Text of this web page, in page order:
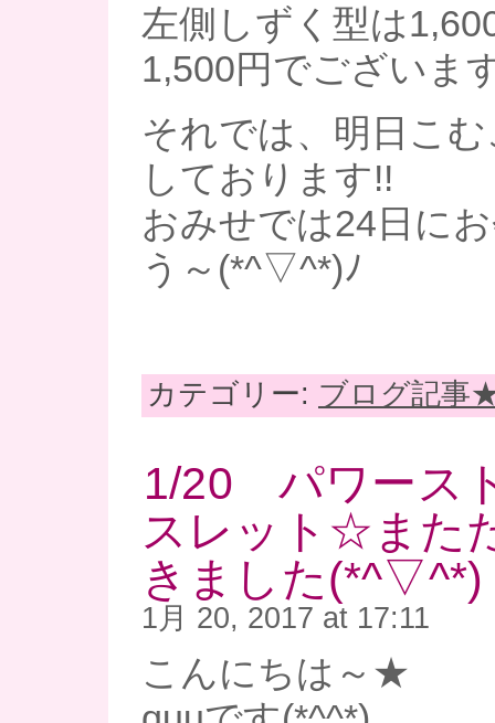
左側しずく型は
1,500円でございま
それでは、明日こ
しております!!
おみせでは24日に
う～(*^▽^*)ﾉ
カテゴリー: ブログ記事
1/20 パワース
スレット☆また
きました(*^▽^*)
1月 20, 2017 at 17:11
こんにちは～★